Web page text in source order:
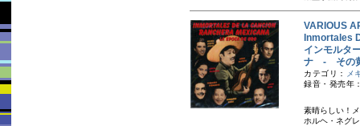
VARIOUS
Inmortales
インモルタ
ナ - その
カテゴリ：
メ
録音・発売年
素晴らしい！
ホルヘ・ネグ